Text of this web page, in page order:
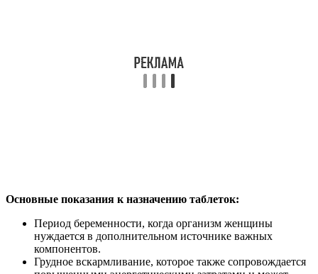
Основные показания к назначению таблеток:
Период беременности, когда организм женщины
нуждается в дополнительном источнике важных
компонентов.
Грудное вскармливание, которое также сопровождается